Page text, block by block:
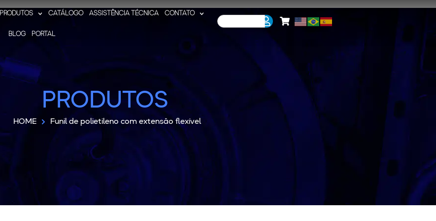
PRODUTOS CATÁLOGO ASSISTÊNCIA TÉCNICA CONTATO
BLOG PORTAL
PRODUTOS
HOME Funil de polietileno com extensão flexível